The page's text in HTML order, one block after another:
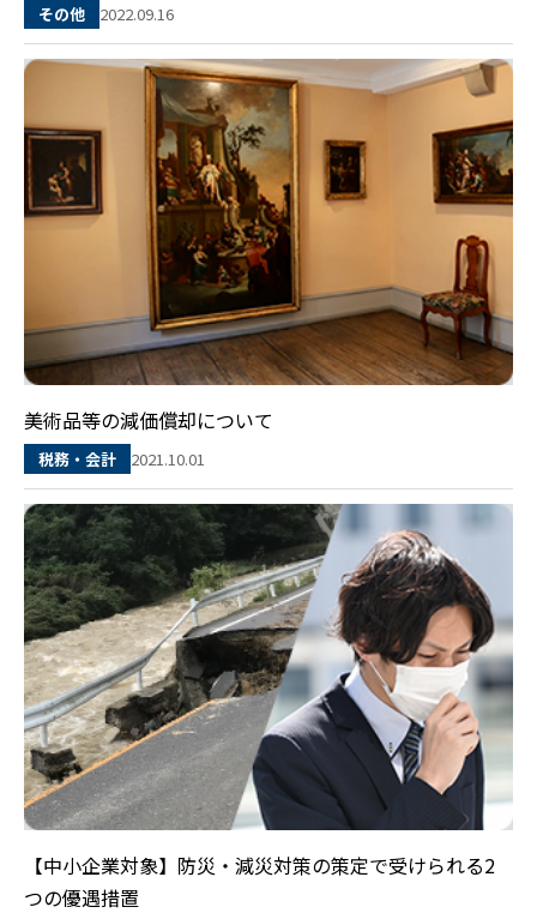
その他 2022.09.16
美術品等の減価償却について
税務・会計 2021.10.01
【中小企業対象】防災・減災対策の策定で受けられる2
つの優遇措置